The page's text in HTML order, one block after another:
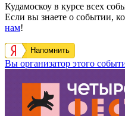
Кудамоскоу в курсе всех
Если вы знаете о событии,
нам!
Напомнить
Вы организатор этого